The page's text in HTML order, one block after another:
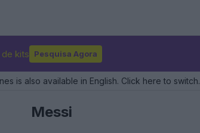
de kits Pesquisa Agora
is also available in English. Click here to switch.
Messi